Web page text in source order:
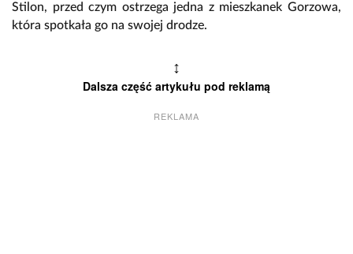
Stilon, przed czym ostrzega jedna z mieszkanek Gorzowa,
która spotkała go na swojej drodze.
↕
Dalsza część artykułu pod reklamą
REKLAMA